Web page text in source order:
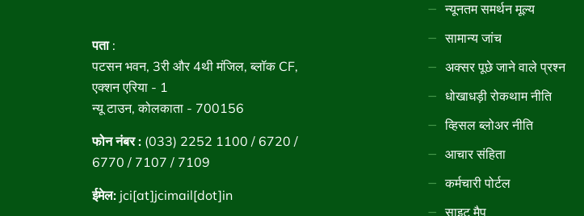
पता:
पटसन भवन, 3री और 4थी मंजिल, ब्लॉक CF,
एक्शन एरिया - 1
न्यू टाउन, कोलकाता - 700156
फोन नंबर : (033) 2252 1100 / 6720 /
6770 / 7107 / 7109
ईमेल: jci[at]jcimail[dot]in
न्यूनतम समर्थन मूल्य
सामान्य जांच
अक्सर पूछे जाने वाले प्रश्न
धोखाधड़ी रोकथाम नीति
व्हिसल ब्लोअर नीति
आचार संहिता
कर्मचारी पोर्टल
साइट मैप